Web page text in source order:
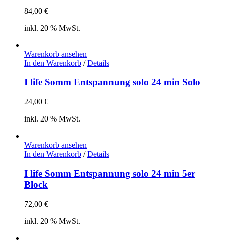
84,00 €
inkl. 20 % MwSt.
Warenkorb ansehen
In den Warenkorb / Details
I life Somm Entspannung solo 24 min Solo
24,00 €
inkl. 20 % MwSt.
Warenkorb ansehen
In den Warenkorb / Details
I life Somm Entspannung solo 24 min 5er
Block
72,00 €
inkl. 20 % MwSt.